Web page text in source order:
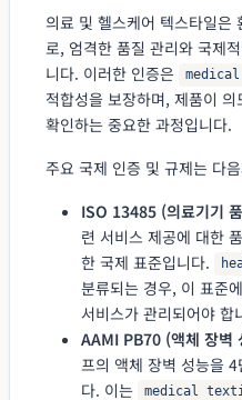
의료 및 헬스케어 텍스타일은
로, 엄격한 품질 관리와 국제
니다. 이러한 인증은
적합성을 보장하며, 제품이
확인하는 중요한 과정입니다.
주요 국제 인증 및 규제는 다
ISO 13485 (의료기기
련 서비스 제공에 대한
한 국제 표준입니다.
분류되는 경우, 이 표준
서비스가 관리되어야 합
AAMI PB70 (액체 장벽
프의 액체 장벽 성능을
다. 이는
medical